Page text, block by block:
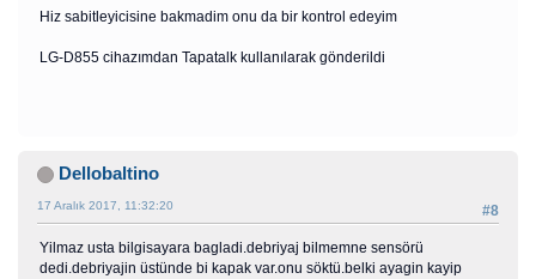
Hiz sabitleyicisine bakmadim onu da bir kontrol edeyim
LG-D855 cihazımdan Tapatalk kullanılarak gönderildi
Dellobaltino
#8
17 Aralık 2017, 11:32:20
Yilmaz usta bilgisayara bagladi.debriyaj bilmemne sensörü
dedi.debriyajin üstünde bi kapak var.onu söktü.belki ayagin kayip